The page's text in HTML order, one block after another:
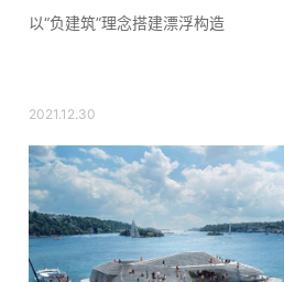
以“负建筑”理念搭建漂浮构造
2021.12.30